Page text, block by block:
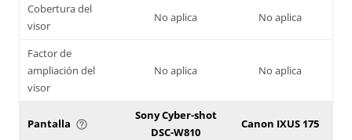
Cobertura del
visor
No aplica No aplica
Factor de
ampliación del
visor
No aplica No aplica
Pantalla help_outline
Sony Cyber-shot
DSC-W810
Canon IXUS 175